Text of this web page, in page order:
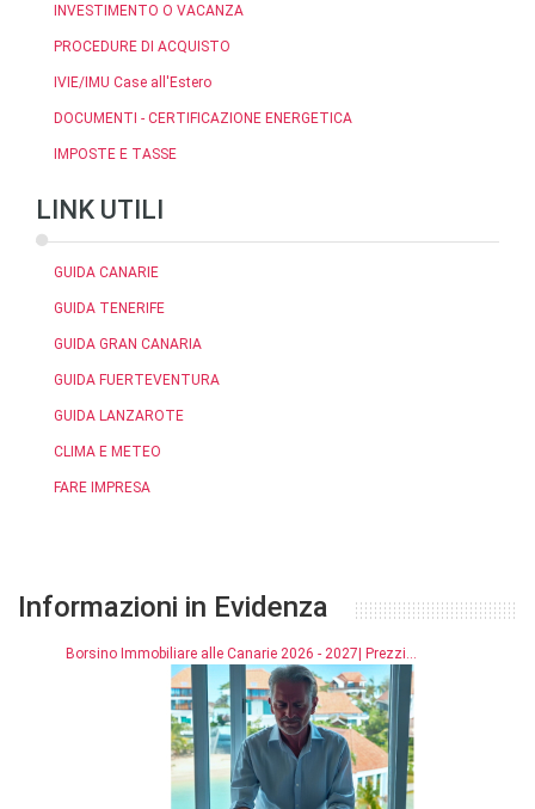
INVESTIMENTO O VACANZA
PROCEDURE DI ACQUISTO
IVIE/IMU Case all'Estero
DOCUMENTI - CERTIFICAZIONE ENERGETICA
IMPOSTE E TASSE
LINK UTILI
GUIDA CANARIE
GUIDA TENERIFE
GUIDA GRAN CANARIA
GUIDA FUERTEVENTURA
GUIDA LANZAROTE
CLIMA E METEO
FARE IMPRESA
Informazioni in Evidenza
Borsino Immobiliare alle Canarie 2026 - 2027| Prezzi...